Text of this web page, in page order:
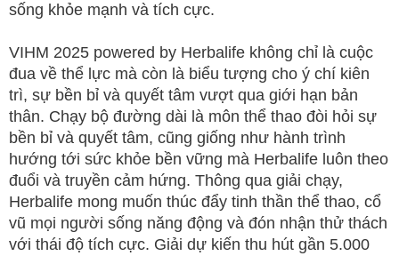
sống khỏe mạnh và tích cực.
VIHM 2025 powered by Herbalife không chỉ là cuộc
đua về thể lực mà còn là biểu tượng cho ý chí kiên
trì, sự bền bỉ và quyết tâm vượt qua giới hạn bản
thân. Chạy bộ đường dài là môn thể thao đòi hỏi sự
bền bỉ và quyết tâm, cũng giống như hành trình
hướng tới sức khỏe bền vững mà Herbalife luôn theo
đuổi và truyền cảm hứng. Thông qua giải chạy,
Herbalife mong muốn thúc đẩy tinh thần thể thao, cổ
vũ mọi người sống năng động và đón nhận thử thách
với thái độ tích cực. Giải dự kiến thu hút gần 5.000